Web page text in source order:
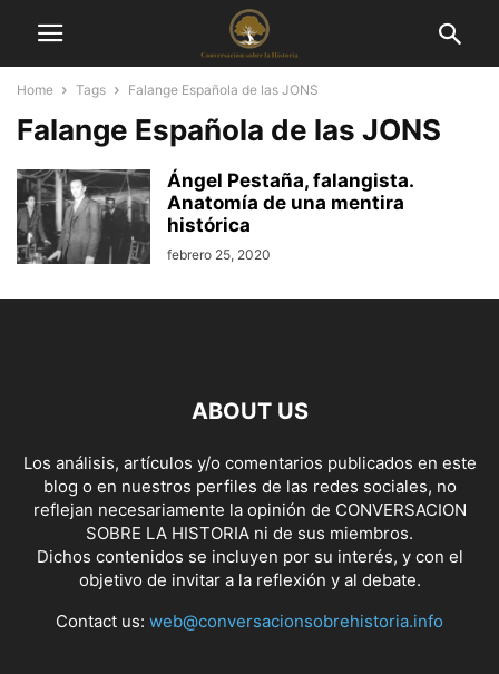
Home Tags Falange Española de las JONS
Falange Española de las JONS
Ángel Pestaña, falangista.
Anatomía de una mentira
histórica
febrero 25, 2020
ABOUT US
Los análisis, artículos y/o comentarios publicados en este
blog o en nuestros perfiles de las redes sociales, no
reflejan necesariamente la opinión de CONVERSACION
SOBRE LA HISTORIA ni de sus miembros.
Dichos contenidos se incluyen por su interés, y con el
objetivo de invitar a la reflexión y al debate.
Contact us: web@conversacionsobrehistoria.info